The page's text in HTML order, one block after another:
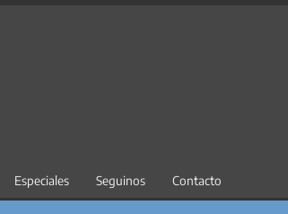
Especiales Seguinos Contacto